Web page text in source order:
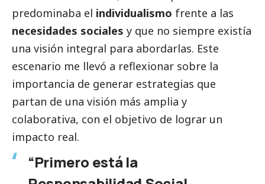
predominaba el individualismo frente a las
necesidades sociales y que no siempre existía
una visión integral para abordarlas. Este
escenario me llevó a reflexionar sobre la
importancia de generar estrategias que
partan de una visión más amplia y
colaborativa, con el objetivo de lograr un
impacto real.
“Primero está la